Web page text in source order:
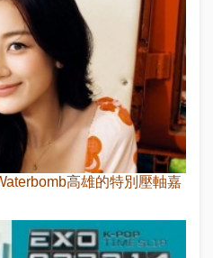
高雄的特別壓軸嘉